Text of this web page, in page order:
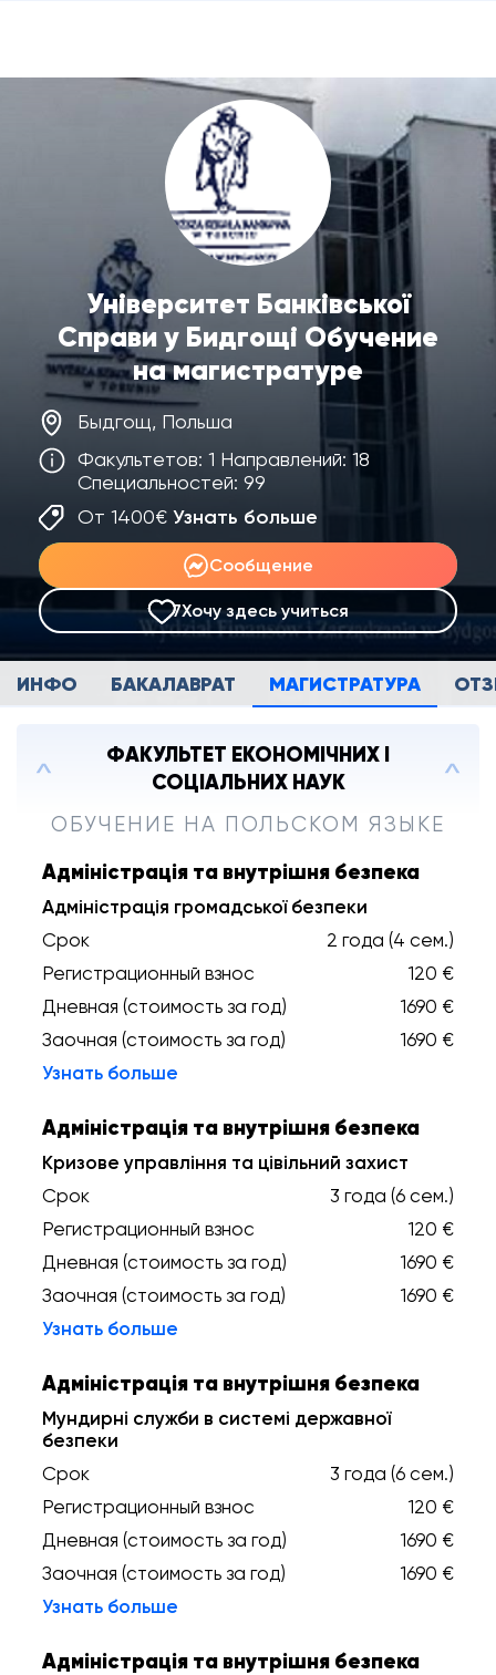
Університет Банківської
Справи у Бидгощі Обучение
на магистратуре
Быдгощ, Польша
Факультетов: 1 Направлений: 18
Специальностей: 99
От 1400€ Узнать больше
Сообщение
7Хочу здесь учиться
ИНФО БАКАЛАВРАТ МАГИСТРАТУРА
ФАКУЛЬТЕТ ЕКОНОМІЧНИХ І
СОЦІАЛЬНИХ НАУК
ОБУЧЕНИЕ НА ПОЛЬСКОМ ЯЗЫКЕ
Адміністрація та внутрішня безпека
Адміністрація громадської безпеки
Срок
2 года (4 сем.)
Регистрационный взнос
120 €
Дневная (стоимость за год)
1690 €
Заочная (стоимость за год)
1690 €
Узнать больше
Адміністрація та внутрішня безпека
Кризове управління та цівільний захист
Срок
3 года (6 сем.)
Регистрационный взнос
120 €
Дневная (стоимость за год)
1690 €
Заочная (стоимость за год)
1690 €
Узнать больше
Адміністрація та внутрішня безпека
Мундирні служби в системі державної
безпеки
Срок
3 года (6 сем.)
Регистрационный взнос
120 €
Дневная (стоимость за год)
1690 €
Заочная (стоимость за год)
1690 €
Узнать больше
Адміністрація та внутрішня безпека